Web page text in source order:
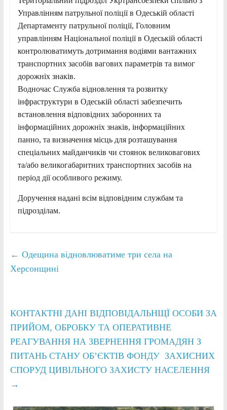
Управлінням патрульної поліції в Одеській області
Департаменту патрульної поліції, Головним
управлінням Національної поліції в Одеській області
контролюватимуть дотримання водіями вантажних
транспортних засобів вагових параметрів та вимог
дорожніх знаків.
Водночас Служба відновлення та розвитку
інфраструктури в Одеській області забезпечить
встановлення відповідних заборонних та
інформаційних дорожніх знаків, інформаційних
панно, та визначення місць для розташування
спеціальних майданчиків чи стоянок великовагових
та/або великогабаритних транспортних засобів на
період дії особливого режиму.
Доручення надані всім відповідним службам та
підрозділам.
← Одещина відновлюватиме три села на
Херсонщині
КОНТАКТНІ ДАНІ ВІДПОВІДАЛЬНЩЇ ОСОБИ ЗА
ПРИЙОМ, ОБРОБКУ ТА ОПЕРАТИВНЕ
РЕАГУВАННЯ НА ЗВЕРНЕННЯ ГРОМАДЯН З
ПИТАНЬ СТАНУ ОБʼЄКТІВ ФОНДУ ЗАХИСНИХ
СПОРУД ЦИВІЛЬНОГО ЗАХИСТУ НАСЕЛЕННЯ
→